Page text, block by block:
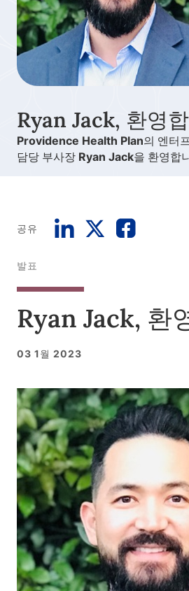
Ryan Jack, 환영
Providence Health Plan의 엔터
담당 부사장 Ryan Jack을 환영합
공유
발표
Ryan Jack, 환
03 1월 2023